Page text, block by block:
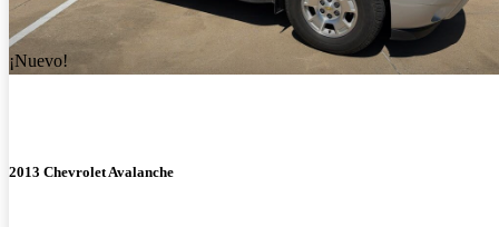
¡Nuevo!
2013 Chevrolet Avalanche